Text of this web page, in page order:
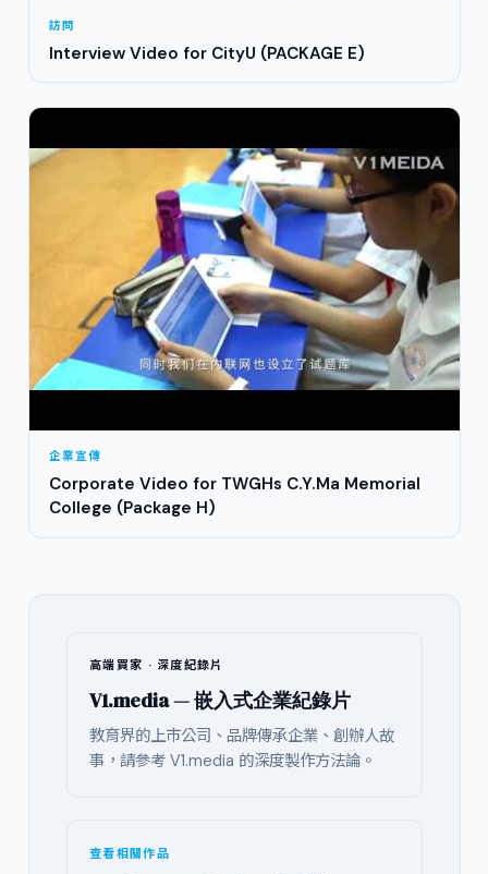
訪問
Interview Video for CityU (PACKAGE E)
企業宣傳
Corporate Video for TWGHs C.Y.Ma Memorial
College (Package H)
高端買家 · 深度紀錄片
V1.media — 嵌入式企業紀錄片
教育界的上市公司、品牌傳承企業、創辦人故
事，請參考 V1.media 的深度製作方法論。
查看相關作品